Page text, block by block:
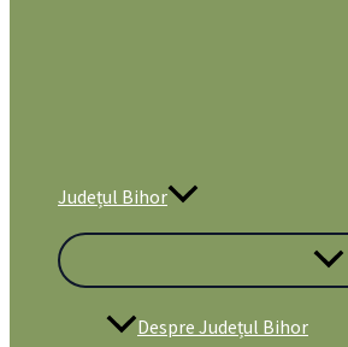
Județul Bihor
Despre Județul Bihor